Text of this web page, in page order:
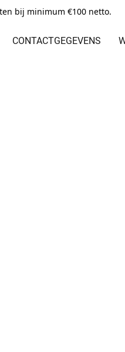
bij minimum €100 netto.
CONTACTGEGEVENS